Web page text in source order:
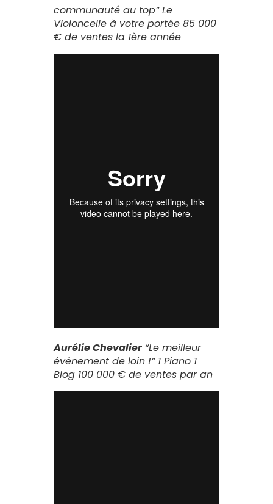
communauté au top”Le
Violoncelle à votre portée 85 000
€ de ventes la 1ère année
Aurélie Chevalier“Le meilleur
événement de loin !” 1 Piano 1
Blog 100 000 € de ventes par an